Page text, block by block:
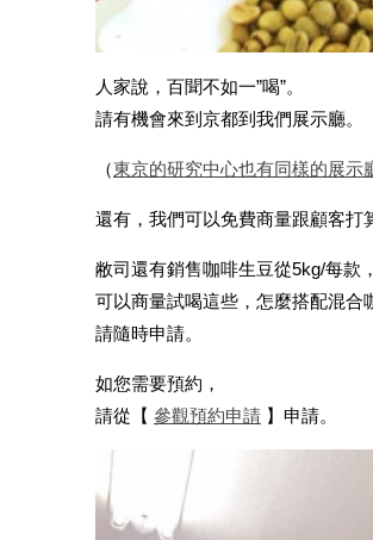
人家說，百聞不如一”喝”。
請有機會來到京都到我們展示廳。
（東京的研究中心也有同樣的展示
還有，我們可以免費商量跟顧客打
敝司還有銷售咖啡生豆從5kg/每款
可以商量試喝這些，怎麼搭配混合
請隨時申請。
如您需要預約，
請從【 參觀預約申請 】申請。